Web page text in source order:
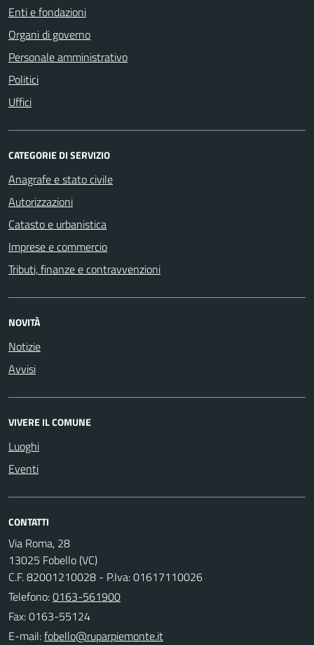
Enti e fondazioni
Organi di governo
Personale amministrativo
Politici
Uffici
CATEGORIE DI SERVIZIO
Anagrafe e stato civile
Autorizzazioni
Catasto e urbanistica
Imprese e commercio
Tributi, finanze e contravvenzioni
NOVITÀ
Notizie
Avvisi
VIVERE IL COMUNE
Luoghi
Eventi
CONTATTI
Via Roma, 28
13025 Fobello (VC)
C.F. 82001210028 - P.Iva: 01617110026
Telefono:0163-561900
Fax: 0163-55124
E-mail: